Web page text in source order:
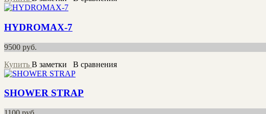
HYDROMAX-7
9500 руб.
Купить В заметки В сравнения
SHOWER STRAP